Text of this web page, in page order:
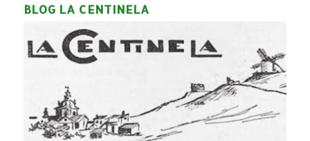
BLOG LA CENTINELA